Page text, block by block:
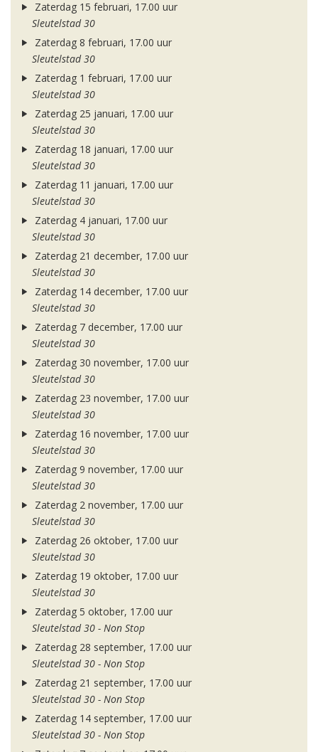
Zaterdag 15 februari, 17.00 uur
Sleutelstad 30
Zaterdag 8 februari, 17.00 uur
Sleutelstad 30
Zaterdag 1 februari, 17.00 uur
Sleutelstad 30
Zaterdag 25 januari, 17.00 uur
Sleutelstad 30
Zaterdag 18 januari, 17.00 uur
Sleutelstad 30
Zaterdag 11 januari, 17.00 uur
Sleutelstad 30
Zaterdag 4 januari, 17.00 uur
Sleutelstad 30
Zaterdag 21 december, 17.00 uur
Sleutelstad 30
Zaterdag 14 december, 17.00 uur
Sleutelstad 30
Zaterdag 7 december, 17.00 uur
Sleutelstad 30
Zaterdag 30 november, 17.00 uur
Sleutelstad 30
Zaterdag 23 november, 17.00 uur
Sleutelstad 30
Zaterdag 16 november, 17.00 uur
Sleutelstad 30
Zaterdag 9 november, 17.00 uur
Sleutelstad 30
Zaterdag 2 november, 17.00 uur
Sleutelstad 30
Zaterdag 26 oktober, 17.00 uur
Sleutelstad 30
Zaterdag 19 oktober, 17.00 uur
Sleutelstad 30
Zaterdag 5 oktober, 17.00 uur
Sleutelstad 30 - Non Stop
Zaterdag 28 september, 17.00 uur
Sleutelstad 30 - Non Stop
Zaterdag 21 september, 17.00 uur
Sleutelstad 30 - Non Stop
Zaterdag 14 september, 17.00 uur
Sleutelstad 30 - Non Stop